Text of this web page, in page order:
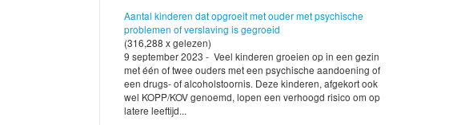
Aantal kinderen dat opgroeit met ouder met psychische
problemen of verslaving is gegroeid
(316,288 x gelezen)
9 september 2023 - Veel kinderen groeien op in een gezin
met één of twee ouders met een psychische aandoening of
een drugs- of alcoholstoornis. Deze kinderen, afgekort ook
wel KOPP/KOV genoemd, lopen een verhoogd risico om op
latere leeftijd...